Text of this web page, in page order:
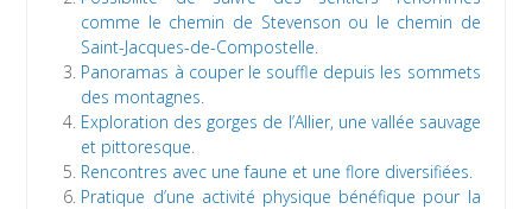
comme le chemin de Stevenson ou le chemin de
Saint-Jacques-de-Compostelle.
Panoramas à couper le souffle depuis les sommets
des montagnes.
Exploration des gorges de l’Allier, une vallée sauvage
et pittoresque.
Rencontres avec une faune et une flore diversifiées.
Pratique d’une activité physique bénéfique pour la